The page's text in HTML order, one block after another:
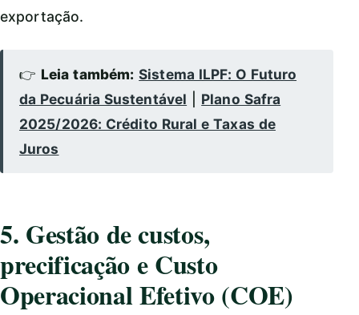
exportação.
👉 Leia também: Sistema ILPF: O Futuro
da Pecuária Sustentável
Plano Safra
2025/2026: Crédito Rural e Taxas de
Juros
5. Gestão de custos,
precificação e Custo
Operacional Efetivo (COE)